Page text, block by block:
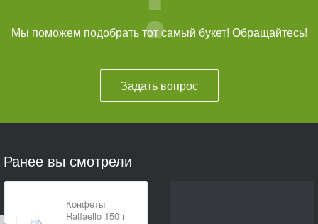
Мы поможем подобрать тот самый букет! Обращайтесь!
Задать вопрос
Ранее вы смотрели
Конфеты
Raffaello 150 г